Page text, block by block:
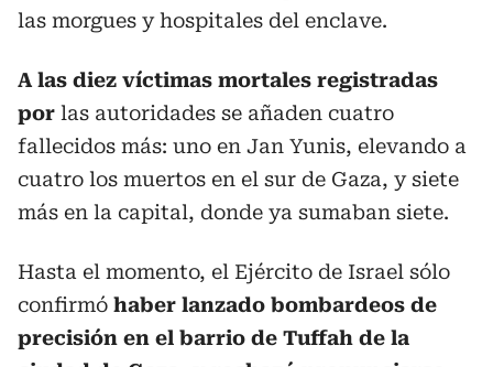
las morgues y hospitales del enclave.
A las diez víctimas mortales registradas
por las autoridades se añaden cuatro
fallecidos más: uno en Jan Yunis, elevando a
cuatro los muertos en el sur de Gaza, y siete
más en la capital, donde ya sumaban siete.
Hasta el momento, el Ejército de Israel sólo
confirmó haber lanzado bombardeos de
precisión en el barrio de Tuffah de la